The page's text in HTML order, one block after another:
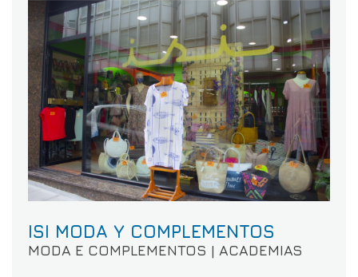
ISI MODA Y COMPLEMENTOS
MODA E COMPLEMENTOS | ACADEMIAS